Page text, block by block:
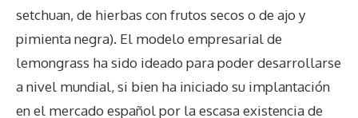
setchuan, de hierbas con frutos secos o de ajo y
pimienta negra). El modelo empresarial de
lemongrass ha sido ideado para poder desarrollarse
a nivel mundial, si bien ha iniciado su implantación
en el mercado español por la escasa existencia de